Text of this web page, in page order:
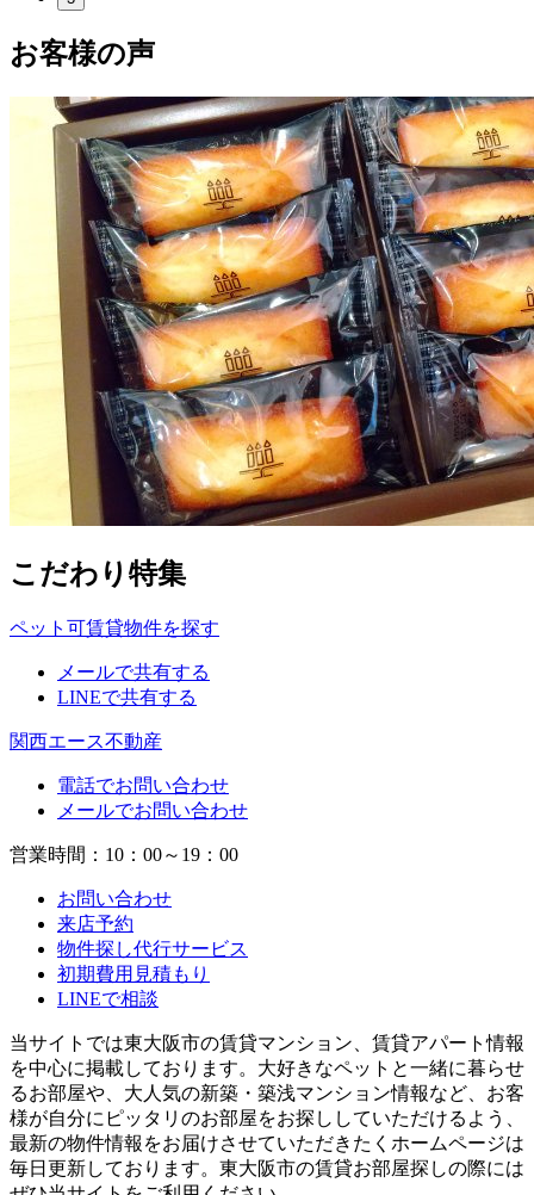
お客様の声
こだわり特集
ペット可賃貸物件を探す
メールで共有する
LINEで共有する
関西エース不動産
電話でお問い合わせ
メールでお問い合わせ
営業時間：10：00～19：00
お問い合わせ
来店予約
物件探し代行サービス
初期費用見積もり
LINEで相談
当サイトでは東大阪市の賃貸マンション、賃貸アパート情報
を中心に掲載しております。大好きなペットと一緒に暮らせ
るお部屋や、大人気の新築・築浅マンション情報など、お客
様が自分にピッタリのお部屋をお探ししていただけるよう、
最新の物件情報をお届けさせていただきたくホームページは
毎日更新しております。東大阪市の賃貸お部屋探しの際には